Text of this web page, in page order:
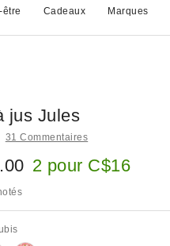
être Cadeaux Marques
jus Jules
31 Commentaires
2 pour C$16